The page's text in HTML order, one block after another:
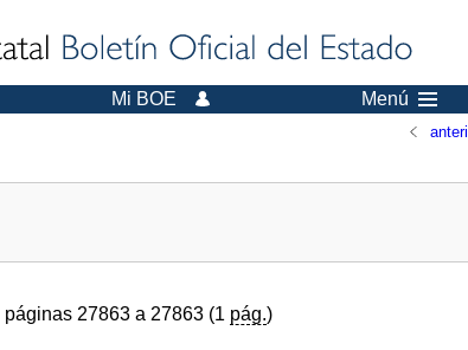
Mi BOE Menú
27863 a 27863 (1 pág.)